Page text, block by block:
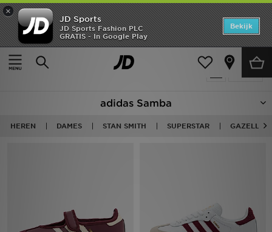
×
JD Sports
JD Sports Fashion PLC
GRATIS - In Google Play
Bekijk
Thuis
Adidas Originals Samba
Producten 58
adidas Samba
HEREN DAMES STAN SMITH SUPERSTAR GAZELLE
Home
Offers
Dames